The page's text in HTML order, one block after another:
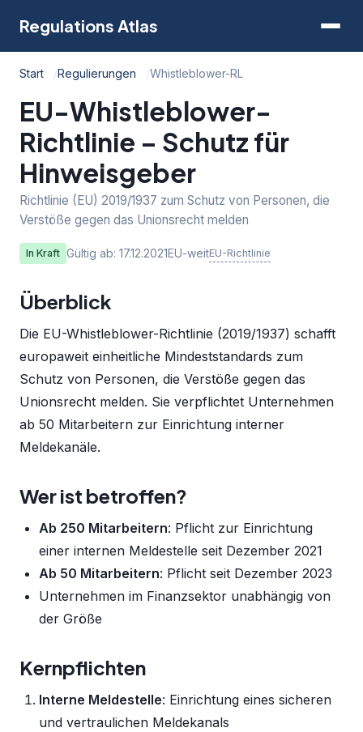
Regulations Atlas
Start Regulierungen Whistleblower-RL
EU-Whistleblower-
Richtlinie – Schutz für
Hinweisgeber
Richtlinie (EU) 2019/1937 zum Schutz von Personen, die
Verstöße gegen das Unionsrecht melden
In Kraft Gültig ab: 17.12.2021EU-weitEU-Richtlinie
Überblick
Die EU-Whistleblower-Richtlinie (2019/1937) schafft
europaweit einheitliche Mindeststandards zum
Schutz von Personen, die Verstöße gegen das
Unionsrecht melden. Sie verpflichtet Unternehmen
ab 50 Mitarbeitern zur Einrichtung interner
Meldekanäle.
Wer ist betroffen?
Ab 250 Mitarbeitern: Pflicht zur Einrichtung
einer internen Meldestelle seit Dezember 2021
Ab 50 Mitarbeitern: Pflicht seit Dezember 2023
Unternehmen im Finanzsektor unabhängig von
der Größe
Kernpflichten
Interne Meldestelle: Einrichtung eines sicheren
und vertraulichen Meldekanals